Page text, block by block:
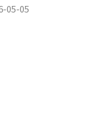
05-05